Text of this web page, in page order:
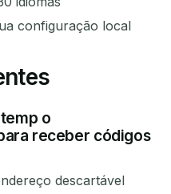
configuração local
o
receber códigos
descartável